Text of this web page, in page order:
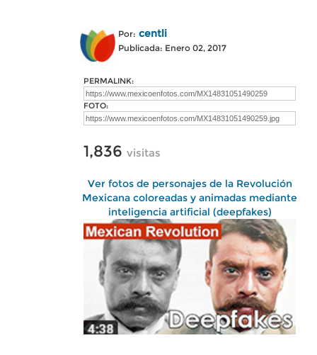
Por: centli
Publicada: Enero 02, 2017
PERMALINK:
FOTO:
1,836 visitas
Ver fotos de personajes de la Revolución
Mexicana coloreadas y animadas mediante
inteligencia artificial (deepfakes)